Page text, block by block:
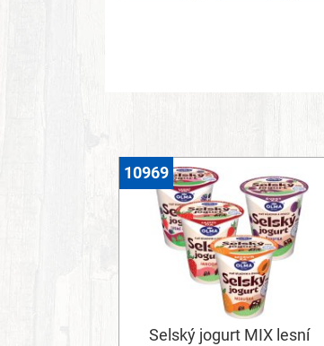
Selský jogurt MIX lesní
10969